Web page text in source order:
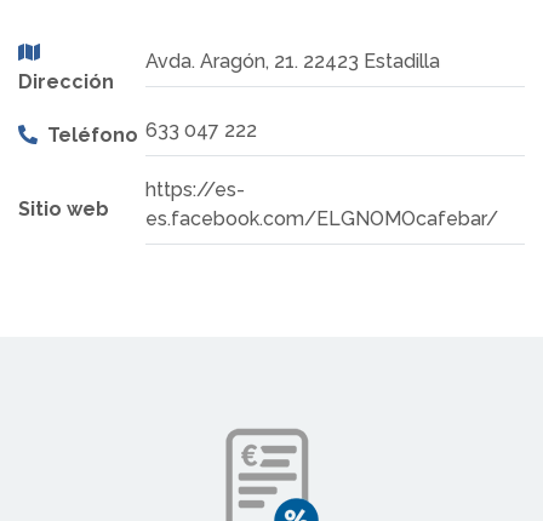
Dirección
Avda. Aragón, 21. 22423 Estadilla
Teléfono 633 047 222
Sitio web
https://es-
es.facebook.com/ELGNOMOcafebar/